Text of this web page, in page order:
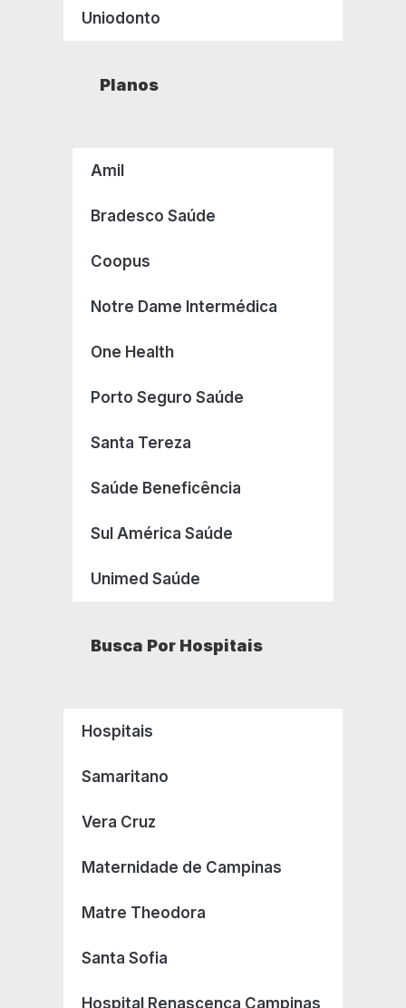
Uniodonto
Planos
Amil
Bradesco Saúde
Coopus
Notre Dame Intermédica
One Health
Porto Seguro Saúde
Santa Tereza
Saúde Beneficência
Sul América Saúde
Unimed Saúde
Busca Por Hospitais
Hospitais
Samaritano
Vera Cruz
Maternidade de Campinas
Matre Theodora
Santa Sofia
Hospital Renascença Campinas